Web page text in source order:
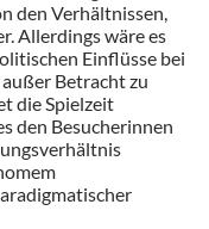
den Verhältnissen,
Allerdings wäre es
Einflüsse bei
Betracht zu
die Spielzeit
den Besucherinnen